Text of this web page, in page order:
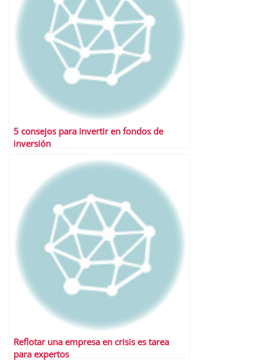
5 consejos para invertir en fondos de
inversión
Reflotar una empresa en crisis es tarea
para expertos